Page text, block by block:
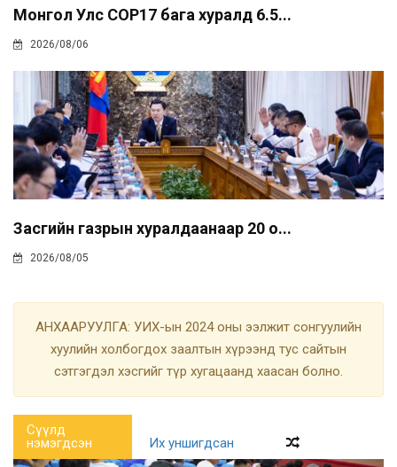
Монгол Улс COP17 бага хуралд 6.5...
2026/08/06
Засгийн газрын хуралдаанаар 20 о...
2026/08/05
АНХААРУУЛГА: УИХ-ын 2024 оны ээлжит сонгуулийн
хуулийн холбогдох заалтын хүрээнд тус сайтын
сэтгэгдэл хэсгийг түр хугацаанд хаасан болно.
Сүүлд
нэмэгдсэн
Их уншигдсан